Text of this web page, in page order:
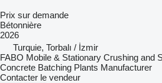
Prix sur demande
Bétonnière
2026
Turquie, Torbalı / İzmir
FABO Mobile & Stationary Crushing and
Concrete Batching Plants Manufacturer
Contacter le vendeur